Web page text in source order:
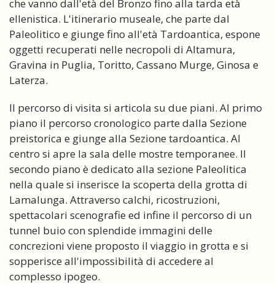
che vanno dall'età del Bronzo fino alla tarda età
ellenistica. L'itinerario museale, che parte dal
Paleolitico e giunge fino all'età Tardoantica, espone
oggetti recuperati nelle necropoli di Altamura,
Gravina in Puglia, Toritto, Cassano Murge, Ginosa e
Laterza.
Il percorso di visita si articola su due piani. Al primo
piano il percorso cronologico parte dalla Sezione
preistorica e giunge alla Sezione tardoantica. Al
centro si apre la sala delle mostre temporanee. Il
secondo piano è dedicato alla sezione Paleolitica
nella quale si inserisce la scoperta della grotta di
Lamalunga. Attraverso calchi, ricostruzioni,
spettacolari scenografie ed infine il percorso di un
tunnel buio con splendide immagini delle
concrezioni viene proposto il viaggio in grotta e si
sopperisce all'impossibilità di accedere al
complesso ipogeo.